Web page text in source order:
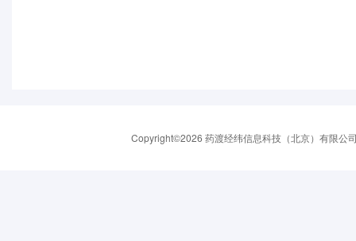
Copyright©2026 药渡经纬信息科技（北京）有限公